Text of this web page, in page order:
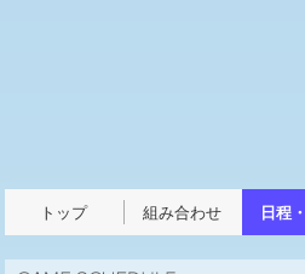
トップ 組み合わせ 日程